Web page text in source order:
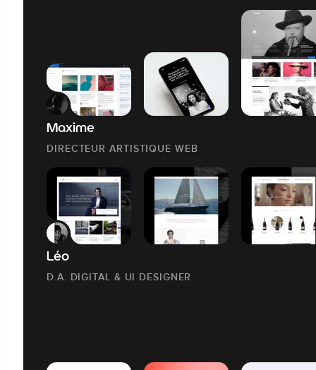
Maxime
DIRECTEUR ARTISTIQUE WEB
Léo
D.A. DIGITAL & UI DESIGNER